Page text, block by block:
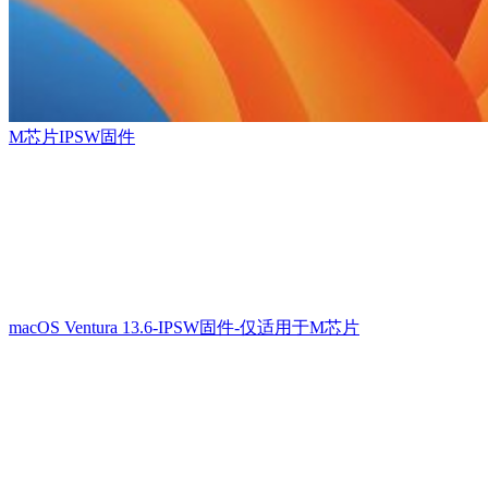
M芯片IPSW固件
macOS Ventura 13.6-IPSW固件-仅适用于M芯片